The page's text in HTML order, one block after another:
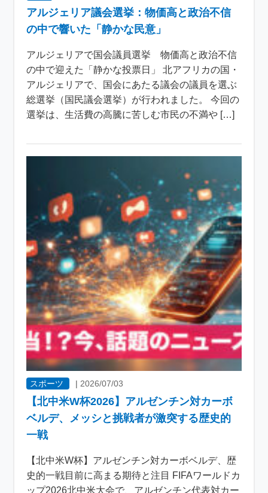
アルジェリア議会選挙：物価高と政治不信
の中で響いた「静かな民意」
アルジェリアで国会議員選挙 物価高と政治不信
の中で迎えた「静かな投票日」 北アフリカの国・
アルジェリアで、国会にあたる議会の議員を選ぶ
総選挙（国民議会選挙）が行われました。 今回の
選挙は、生活費の高騰に苦しむ市民の不満や […]
スポーツ | 2026/07/03
【北中米W杯2026】アルゼンチン対カーボ
ベルデ、メッシと挑戦者が激突する歴史的
一戦
【北中米W杯】アルゼンチン対カーボベルデ、歴
史的一戦目前に高まる期待と注目 FIFAワールドカ
ップ2026北中米大会で、アルゼンチン代表対カー